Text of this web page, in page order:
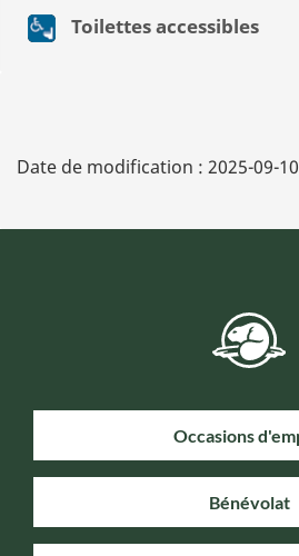
Toilettes accessibles
Date de modification : 2025-09-10
Occasions
Bénévolat